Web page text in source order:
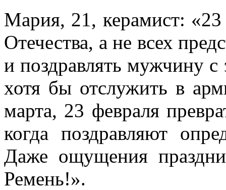
Мария, 21, керамист:
Отечества, а не всех
и поздравлять мужчину
хотя бы отслужить в
марта, 23 февраля
когда поздравляют
Даже ощущения
Ремень!».